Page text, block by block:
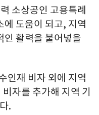
소상공인 고용특례
에 도움이 되고, 지역
인 활력을 불어넣을
인재 비자 외에 지역
자를 추가해 지역 기
.